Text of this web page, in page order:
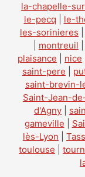
la-chapelle-
le-pecq
le-
les-sorinieres
montreuil
plaisance
nice
saint-pere
saint-brevin-
Saint-Jean-
d'Agny
gameville
lès-Lyon
toulouse